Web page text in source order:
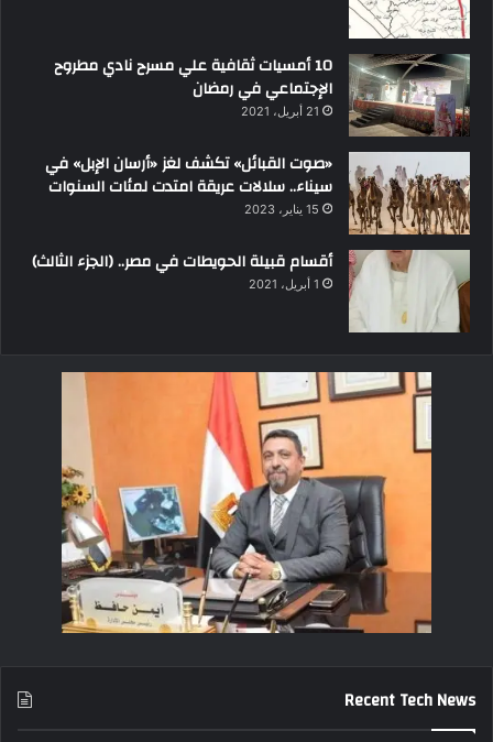
10 أمسيات ثقافية علي مسرح نادي مطروح
الإجتماعي في رمضان
21 أبريل، 2021
«صوت القبائل» تكشف لغز «أرسان الإبل» في
سيناء.. سلالات عريقة امتدت لمئات السنوات
15 يناير، 2023
أقسام قبيلة الحويطات في مصر.. (الجزء الثالث)
1 أبريل، 2021
Recent Tech News